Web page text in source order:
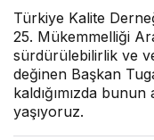
Türkiye Kalite
25. Mükemmelliği
sürdürülebilirlik ve
değinen Başkan
kaldığımızda
yaşıyoruz.
motivasyon ziyareti